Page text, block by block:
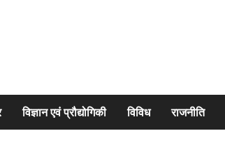
विज्ञान एवं प्रौद्योगिकी विविध राजनीति